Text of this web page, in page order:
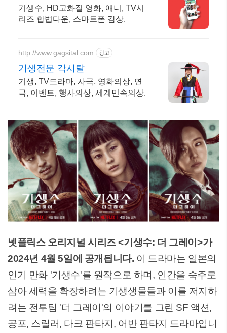
기생수, HD고화질 영화, 애니, TV시
리즈 합법다운, 스마트폰 감상.
http://www.gagsital.com 광고
기생전문 각시탈
기생, TV드라마, 사극, 영화의상, 연
극, 이벤트, 행사의상, 세계민속의상.
넷플릭스 오리지널 시리즈 <기생수: 더 그레이>가
2024년 4월 5일에 공개됩니다. 이 드라마는 일본의
인기 만화 '기생수'를 원작으로 하며, 인간을 숙주로
삼아 세력을 확장하려는 기생생물들과 이를 저지하
려는 전투팀 '더 그레이'의 이야기를 그린 SF 액션,
공포, 스릴러, 다크 판타지, 어반 판타지 드라마입니